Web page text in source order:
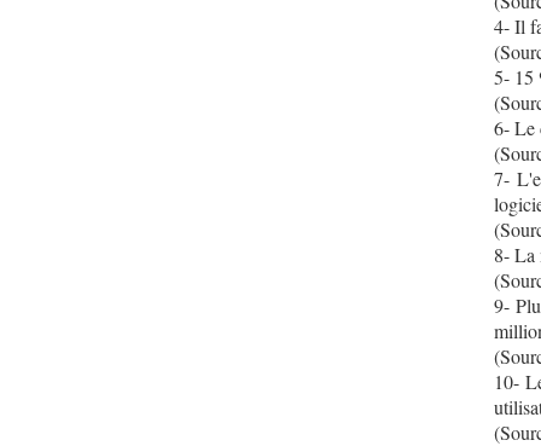
4- Il
5- 15
6- Le
7-
8- La
9-
10-